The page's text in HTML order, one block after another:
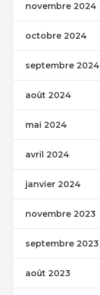
novembre 2024
octobre 2024
septembre 2024
août 2024
mai 2024
avril 2024
janvier 2024
novembre 2023
septembre 2023
août 2023